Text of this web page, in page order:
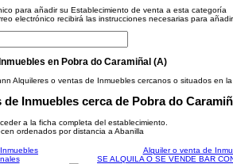
para añadir su Establecimiento de venta a esta categoría
electrónico recibirá las instrucciones necesarias para
en Pobra do Caramiñal (A)
Alquileres o ventas de Inmuebles cercanos o situados en
Inmuebles cerca de Pobra do
a la ficha completa del establecimiento.
ordenados por distancia a Abanilla
Alquiler o venta de
SE ALQUILA O SE VENDE BAR